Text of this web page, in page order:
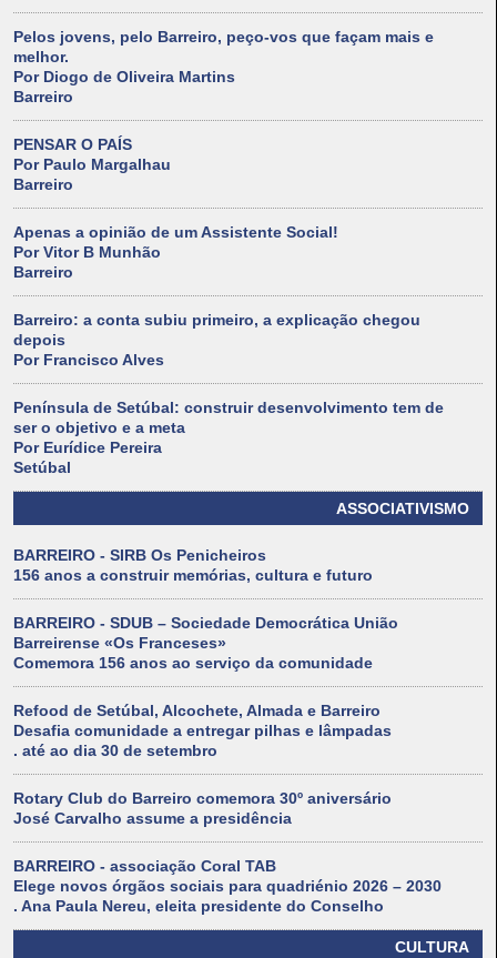
Pelos jovens, pelo Barreiro, peço-vos que façam mais e
melhor.
Por Diogo de Oliveira Martins
Barreiro
PENSAR O PAÍS
Por Paulo Margalhau
Barreiro
Apenas a opinião de um Assistente Social!
Por Vitor B Munhão
Barreiro
Barreiro: a conta subiu primeiro, a explicação chegou
depois
Por Francisco Alves
Península de Setúbal: construir desenvolvimento tem de
ser o objetivo e a meta
Por Eurídice Pereira
Setúbal
ASSOCIATIVISMO
BARREIRO - SIRB Os Penicheiros
156 anos a construir memórias, cultura e futuro
BARREIRO - SDUB – Sociedade Democrática União
Barreirense «Os Franceses»
Comemora 156 anos ao serviço da comunidade
Refood de Setúbal, Alcochete, Almada e Barreiro
Desafia comunidade a entregar pilhas e lâmpadas
. até ao dia 30 de setembro
Rotary Club do Barreiro comemora 30º aniversário
José Carvalho assume a presidência
BARREIRO - associação Coral TAB
Elege novos órgãos sociais para quadriénio 2026 – 2030
. Ana Paula Nereu, eleita presidente do Conselho
CULTURA